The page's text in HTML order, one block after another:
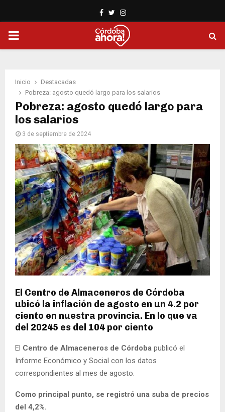
Facebook
TwitterInstagram
PRIMARY
Inicio
Destacadas
Pobreza: agosto quedó largo para los salarios
Pobreza: agosto quedó largo para
los salarios
3 de septiembre de 2024
El Centro de Almaceneros de Córdoba
ubicó la inflación de agosto en un 4.2 por
ciento en nuestra provincia. En lo que va
del 20245 es del 104 por ciento
El Centro de Almaceneros de Córdoba publicó el
Informe Económico y Social con los datos
correspondientes al mes de agosto.
Como principal punto, se registró una suba de precios
del 4,2%.